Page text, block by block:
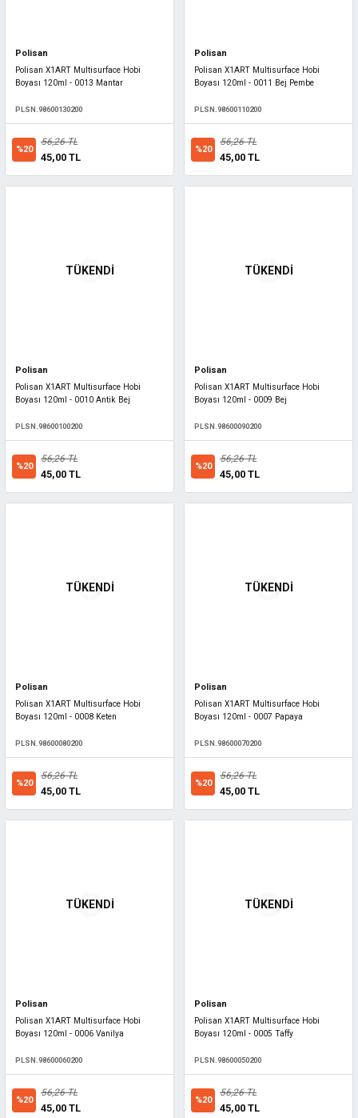
Polisan
Polisan X1ART Multisurface Hobi
Boyası 120ml - 0013 Mantar
PLSN.98600130200
%20
56,26 TL
45,00 TL
Polisan
Polisan X1ART Multisurface Hobi
Boyası 120ml - 0011 Bej Pembe
PLSN.98600110200
%20
56,26 TL
45,00 TL
TÜKENDİ
Polisan
Polisan X1ART Multisurface Hobi
Boyası 120ml - 0010 Antik Bej
PLSN.98600100200
%20
56,26 TL
45,00 TL
TÜKENDİ
Polisan
Polisan X1ART Multisurface Hobi
Boyası 120ml - 0009 Bej
PLSN.98600090200
%20
56,26 TL
45,00 TL
TÜKENDİ
Polisan
Polisan X1ART Multisurface Hobi
Boyası 120ml - 0008 Keten
PLSN.98600080200
%20
56,26 TL
45,00 TL
TÜKENDİ
Polisan
Polisan X1ART Multisurface Hobi
Boyası 120ml - 0007 Papaya
PLSN.98600070200
%20
56,26 TL
45,00 TL
TÜKENDİ
Polisan
Polisan X1ART Multisurface Hobi
Boyası 120ml - 0006 Vanilya
PLSN.98600060200
%20
56,26 TL
45,00 TL
TÜKENDİ
Polisan
Polisan X1ART Multisurface Hobi
Boyası 120ml - 0005 Taffy
PLSN.98600050200
%20
56,26 TL
45,00 TL